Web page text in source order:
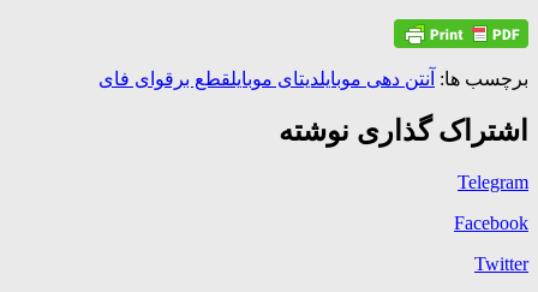
برچسب ها: آنتن دهی موبایلدیتای موبایلقطع برقوای فای
اشتراک گذاری نوشته
Telegram
Facebook
Twitter